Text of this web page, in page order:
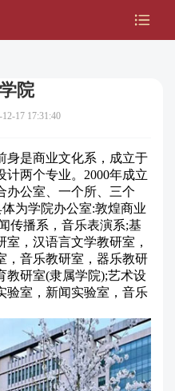
院
17 17:31:40
是商业文化系，成立于
计两个专业。2000年成立
办公室、一个所、三个
为学院办公室:敦煌商业
传播系，音乐表演系;基
，汉语言文学教研室，
，音乐教研室，器乐教研
教研室(隶属学院);艺术设
验室，新闻实验室，音乐